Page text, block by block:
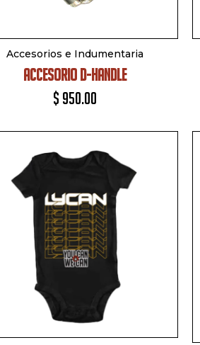
Accesorios e Indumentaria
ACCESORIO D-HANDLE
$ 950.00